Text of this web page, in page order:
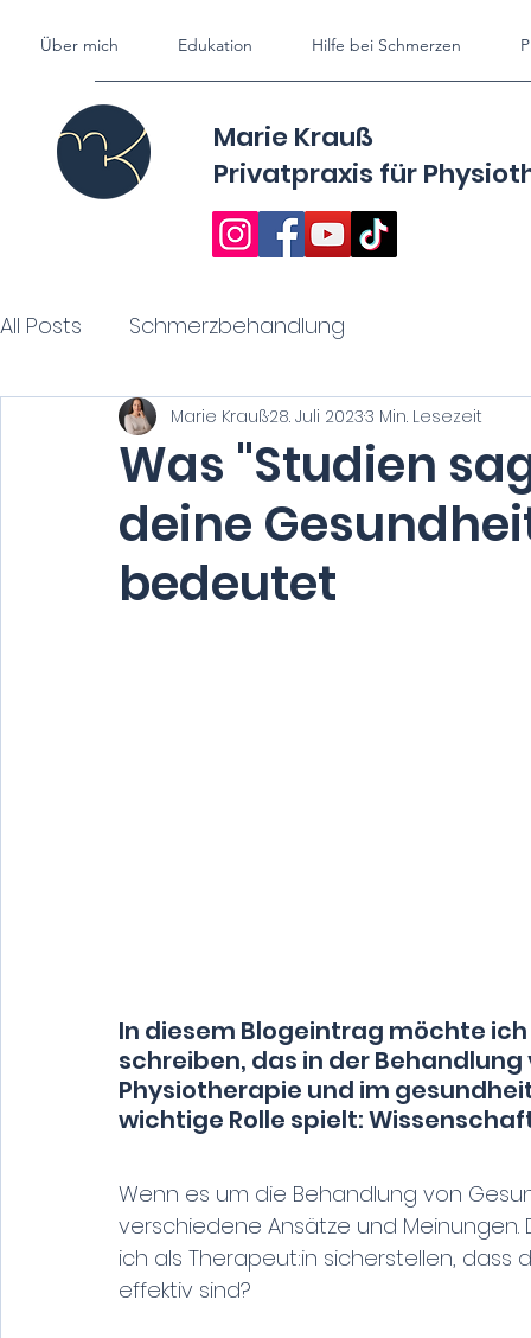
Über mich Edukation Hilfe bei Schmerzen
Marie Krauß
Privatpraxis für
All Posts Schmerzbehandlung
Was "Studien
deine
bedeutet
Marie Krauß28. Juli 20233 Min. Lesezeit
In diesem Blogeintrag möchte
schreiben, das in der
Physiotherapie und im
wichtige Rolle spielt:
Wenn es um die Behandlung von
verschiedene Ansätze und
ich als Therapeut:in sicherstellen,
effektiv sind?